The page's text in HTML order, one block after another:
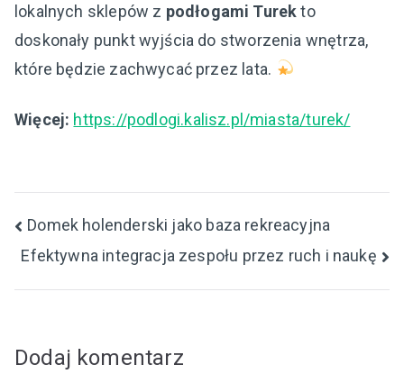
lokalnych sklepów z podłogami Turekto
doskonały punkt wyjścia do stworzenia wnętrza,
które będzie zachwycać przez lata.
Więcej: https://podlogi.kalisz.pl/miasta/turek/
Nawigacja
wpisu
Domek holenderski jako baza rekreacyjna
Efektywna integracja zespołu przez ruch i naukę
Dodaj komentarz